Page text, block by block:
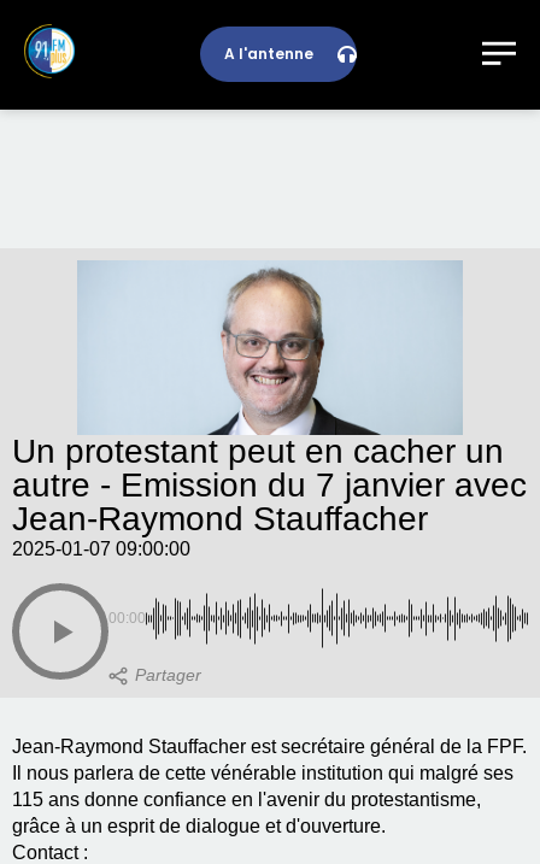
A l'antenne
Un protestant peut en cacher un
autre - Emission du 7 janvier avec
Jean-Raymond Stauffacher
2025-01-07 09:00:00
00:00
Jean-Raymond Stauffacher est secrétaire général de la FPF.
Il nous parlera de cette vénérable institution qui malgré ses
115 ans donne confiance en l'avenir du protestantisme,
grâce à un esprit de dialogue et d'ouverture.
Contact :